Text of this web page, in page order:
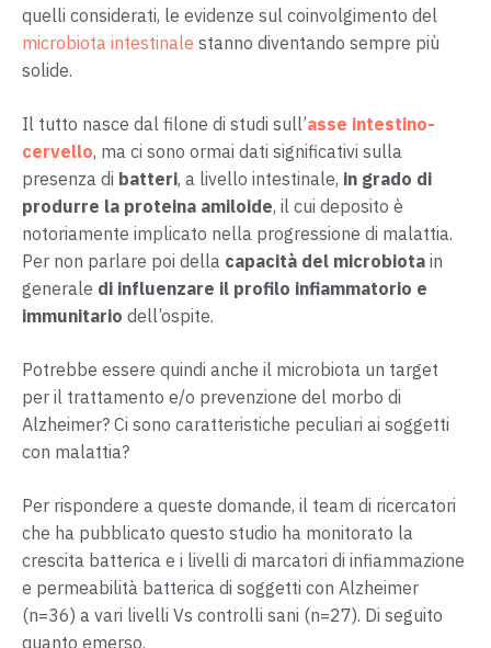
quelli considerati, le evidenze sul coinvolgimento del
microbiota intestinale stanno diventando sempre più
solide.
Il tutto nasce dal filone di studi sull’asse intestino-
cervello, ma ci sono ormai dati significativi sulla
presenza di batteri, a livello intestinale, in grado di
produrre la proteina amiloide, il cui deposito è
notoriamente implicato nella progressione di malattia.
Per non parlare poi della capacità del microbiota in
generale di influenzare il profilo infiammatorio e
immunitario dell’ospite.
Potrebbe essere quindi anche il microbiota un target
per il trattamento e/o prevenzione del morbo di
Alzheimer? Ci sono caratteristiche peculiari ai soggetti
con malattia?
Per rispondere a queste domande, il team di ricercatori
che ha pubblicato questo studio ha monitorato la
crescita batterica e i livelli di marcatori di infiammazione
e permeabilità batterica di soggetti con Alzheimer
(n=36) a vari livelli Vs controlli sani (n=27). Di seguito
quanto emerso.